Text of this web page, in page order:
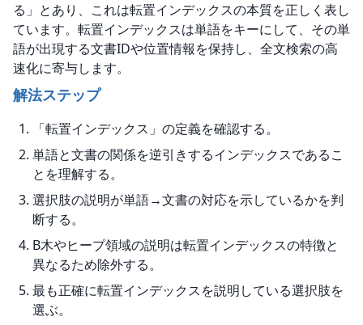
る」とあり、これは転置インデックスの本質を正しく表し
ています。転置インデックスは単語をキーにして、その単
語が出現する文書IDや位置情報を保持し、全文検索の高
速化に寄与します。
解法ステップ
「転置インデックス」の定義を確認する。
単語と文書の関係を逆引きするインデックスであるこ
とを理解する。
選択肢の説明が単語→文書の対応を示しているかを判
断する。
B木やヒープ領域の説明は転置インデックスの特徴と
異なるため除外する。
最も正確に転置インデックスを説明している選択肢を
選ぶ。